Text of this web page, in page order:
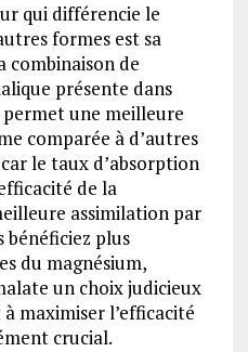
qui différencie le
formes est sa
combinaison de
présente dans
une meilleure
comparée à d’autres
le taux d’absorption
de la
assimilation par
bénéficiez plus
du magnésium,
un choix judicieux
maximiser l’efficacité
crucial.